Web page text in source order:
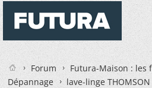
Forum
Futura-Maison : les
Dépannage
lave-linge